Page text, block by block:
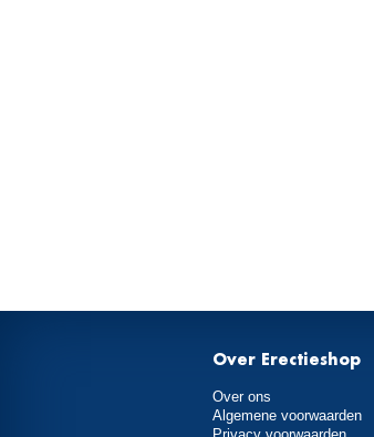
Over Erectieshop
Over ons
Algemene voorwaarden